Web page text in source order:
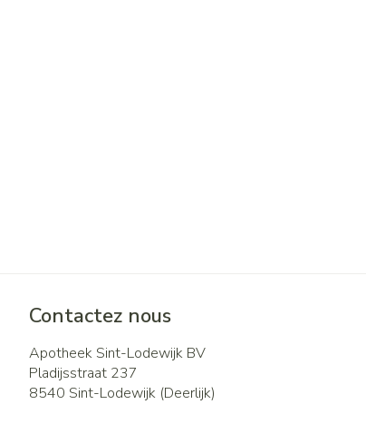
Contactez nous
Apotheek Sint-Lodewijk BV
Pladijsstraat 237
8540 Sint-Lodewijk (Deerlijk)